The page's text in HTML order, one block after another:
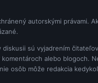
autorskými právami.
sú vyjadrením
alebo blogoch.
osôb môže redakcia